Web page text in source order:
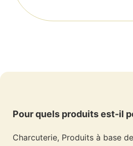
Pour quels produits est-il
Charcuterie, Produits à base